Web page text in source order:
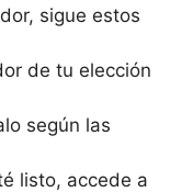
sigue ⁣estos
de tu elección
‍según las
listo, accede a⁤